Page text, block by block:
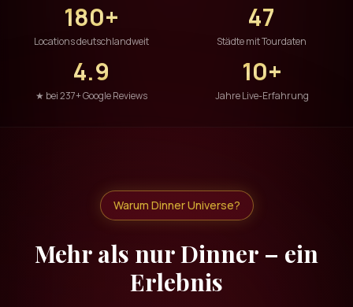
180+
Locations deutschlandweit
47
Städte mit Tourdaten
4.9
★ bei 237+ Google Reviews
10+
Jahre Live-Erfahrung
Warum Dinner Universe?
Mehr als nur Dinner – ein
Erlebnis